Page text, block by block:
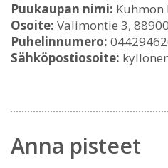
Puukaupan nimi:
Osoite: Valimontie 3,
Puhelinnumero:
Sähköpostiosoite:
Anna pisteet